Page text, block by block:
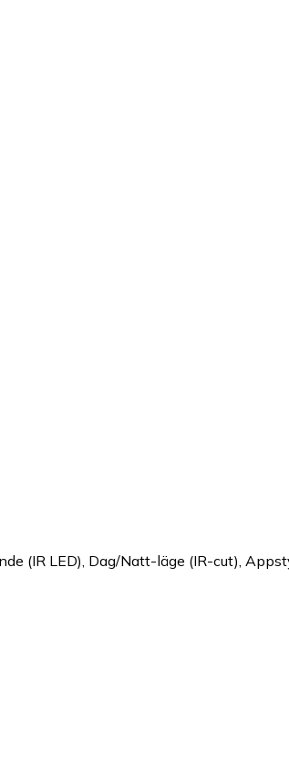
(IR LED), Dag/Natt-läge (IR-cut),